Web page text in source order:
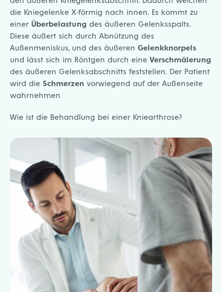
die Kniegelenke X-förmig nach innen. Es kommt zu
einer Überbelastung des äußeren Gelenksspalts.
Diese äußert sich durch Abnützung des
Außenmeniskus, und des äußeren Gelenkknorpels
und lässt sich im Röntgen durch eine Verschmälerung
des äußeren Gelenksabschnitts feststellen. Der Patient
wird die Schmerzen vorwiegend auf der Außenseite
wahrnehmen
Wie ist die Behandlung bei einer Kniearthrose?